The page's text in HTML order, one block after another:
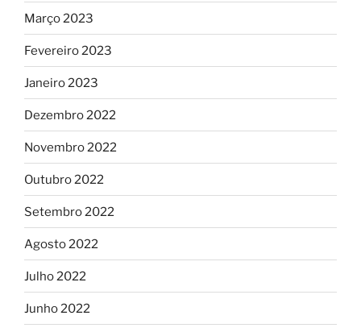
Março 2023
Fevereiro 2023
Janeiro 2023
Dezembro 2022
Novembro 2022
Outubro 2022
Setembro 2022
Agosto 2022
Julho 2022
Junho 2022